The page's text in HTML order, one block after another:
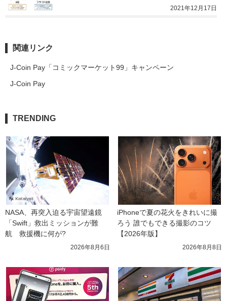
2021年12月17日
関連リンク
J-Coin Pay「コミックマーケット99」キャンペーン
J-Coin Pay
TRENDING
NASA、再突入迫る宇宙望遠鏡
「Swift」救出ミッションが難
航　救援機に何が?
2026年8月6日
iPhoneで夏の花火をきれいに撮
ろう 誰でもできる撮影のコツ
【2026年版】
2026年8月8日